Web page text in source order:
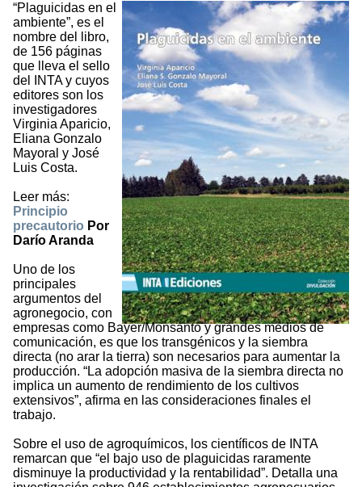
“Plaguicidas en el
ambiente”, es el
nombre del libro,
de 156 páginas
que lleva el sello
del INTA y cuyos
editores son los
investigadores
Virginia Aparicio,
Eliana Gonzalo
Mayoral y José
Luis Costa.
Leer más:
Principio
precautorio Por
Darío Aranda
Uno de los
principales
argumentos del
agronegocio, con
empresas como Bayer/Monsanto y grandes medios de
comunicación, es que los transgénicos y la siembra
directa (no arar la tierra) son necesarios para aumentar la
producción. “La adopción masiva de la siembra directa no
implica un aumento de rendimiento de los cultivos
extensivos”, afirma en las consideraciones finales el
trabajo.
Sobre el uso de agroquímicos, los científicos de INTA
remarcan que “el bajo uso de plaguicidas raramente
disminuye la productividad y la rentabilidad”. Detalla una